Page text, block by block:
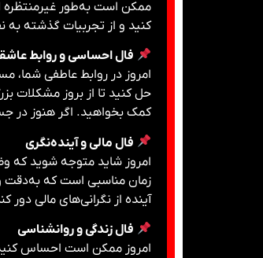
ممکن است به‌طور غیرمنتظره
کنید و از تجربیات گذشته به
فال احساسی و روابط
امروز در روابط عاطفی شما،
حل کنید تا از بروز مشکلات
کمک بخواهید. اگر هنوز در
فال مالی و آینده‌نگری
امروز شاید متوجه شوید که
زمان مناسبی است که به‌دقت
آینده از نگرانی‌های مالی دور
فال زندگی و روانشناسی
امروز ممکن است احساس